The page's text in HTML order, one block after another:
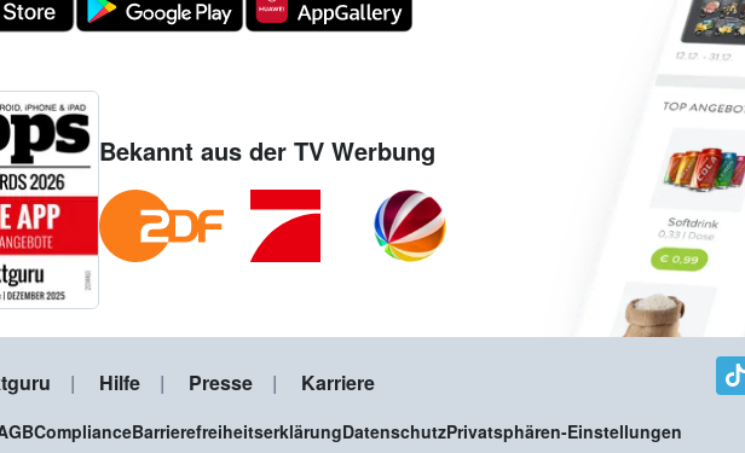
Bekannt aus der TV Werbung
Hilfe Presse Karriere
ComplianceBarrierefreiheitserklärungDatenschutzPrivatsphären-Einstellungen